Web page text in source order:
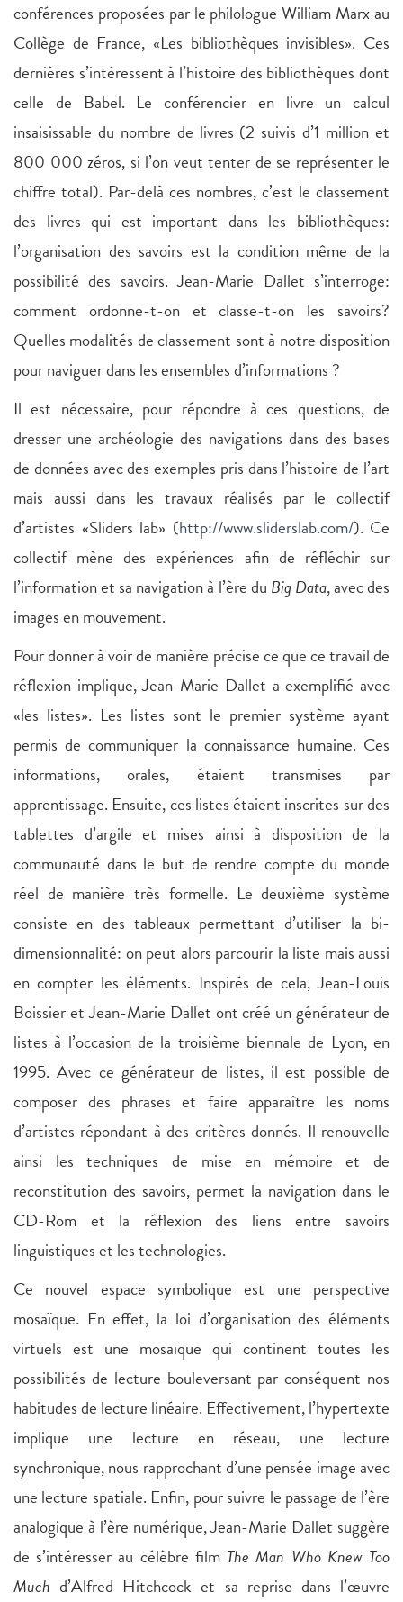
conférences proposées par le philologue William Marx au
Collège de France, «Les bibliothèques invisibles». Ces
dernières s’intéressent à l’histoire des bibliothèques dont
celle de Babel. Le conférencier en livre un calcul
insaisissable du nombre de livres (2 suivis d’1 million et
800 000 zéros, si l’on veut tenter de se représenter le
chiffre total). Par-delà ces nombres, c’est le classement
des livres qui est important dans les bibliothèques:
l’organisation des savoirs est la condition même de la
possibilité des savoirs. Jean-Marie Dallet s’interroge:
comment ordonne-t-on et classe-t-on les savoirs?
Quelles modalités de classement sont à notre disposition
pour naviguer dans les ensembles d’informations ?
Il est nécessaire, pour répondre à ces questions, de
dresser une archéologie des navigations dans des bases
de données avec des exemples pris dans l’histoire de l’art
mais aussi dans les travaux réalisés par le collectif
d’artistes «Slider­s lab» (http://www.sliderslab.com/). Ce
collectif mène des expériences afin de réfléchir sur
l’information et sa navigation à l’ère du Big Data, avec des
images en mouvement.
Pour donner à voir de manière précise ce que ce travail de
réflexion implique, Jean-Marie Dallet a exemplifié avec
«les listes». Les listes sont le premier système ayant
permis de communiquer la connaissance humaine. Ces
informations, orales, étaient transmises par
apprentissage. Ensuite, ces listes étaient inscrites sur des
tablettes d’argile et mises ainsi à disposition de la
communauté dans le but de rendre compte du monde
réel de manière très formelle. Le deuxième système
consiste en des tableaux permettant d’utiliser la bi-
dimensionnalité: on peut alors parcourir la liste mais aussi
en compter les éléments. Inspirés de cela, Jean-Louis
Boissier et Jean-Marie Dallet ont créé un générateur de
listes à l’occasion de la troisième biennale de Lyon, en
1995. Avec ce générateur de listes, il est possible de
composer des phrases et faire apparaître les noms
d’artistes répondant à des critères donnés. Il renouvelle
ainsi les techniques de mise en mémoire et de
reconstitution des savoirs, permet la navigation dans le
CD-Rom et la réflexion des liens entre savoirs
linguistiques et les technologies.
Ce nouvel espace symbolique est une perspective
mosaïque. En effet, la loi d’organisation des éléments
virtuels est une mosaïque qui continent toutes les
possibilités de lecture bouleversant par conséquent nos
habitudes de lecture linéaire. Effectivement, l’hypertexte
implique une lecture en réseau, une lecture
synchronique, nous rapprochant d’une pensée image avec
une lecture spatiale. Enfin, pour suivre le passage de l’ère
analogique à l’ère numérique, Jean-Marie Dallet suggère
de s’intéresser au célèbre film The Man Who Knew Too
Much d’Alfred Hitchcock et sa reprise dans l’œuvre